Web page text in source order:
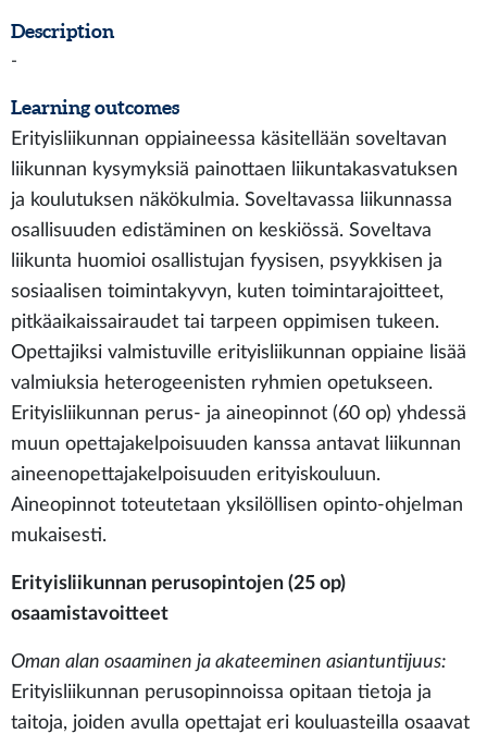
Description
-
Learning outcomes
Erityisliikunnan oppiaineessa käsitellään soveltavan
liikunnan kysymyksiä painottaen liikuntakasvatuksen
ja koulutuksen näkökulmia. Soveltavassa liikunnassa
osallisuuden edistäminen on keskiössä. Soveltava
liikunta huomioi osallistujan fyysisen, psyykkisen ja
sosiaalisen toimintakyvyn, kuten toimintarajoitteet,
pitkäaikaissairaudet tai tarpeen oppimisen tukeen.
Opettajiksi valmistuville erityisliikunnan oppiaine lisää
valmiuksia heterogeenisten ryhmien opetukseen.
Erityisliikunnan perus- ja aineopinnot (60 op) yhdessä
muun opettajakelpoisuuden kanssa antavat liikunnan
aineenopettajakelpoisuuden erityiskouluun.
Aineopinnot toteutetaan yksilöllisen opinto-ohjelman
mukaisesti.
Erityisliikunnan perusopintojen (25 op)
osaamistavoitteet
Oman alan osaaminen ja akateeminen asiantuntijuus:
Erityisliikunnan perusopinnoissa opitaan tietoja ja
taitoja, joiden avulla opettajat eri kouluasteilla osaavat